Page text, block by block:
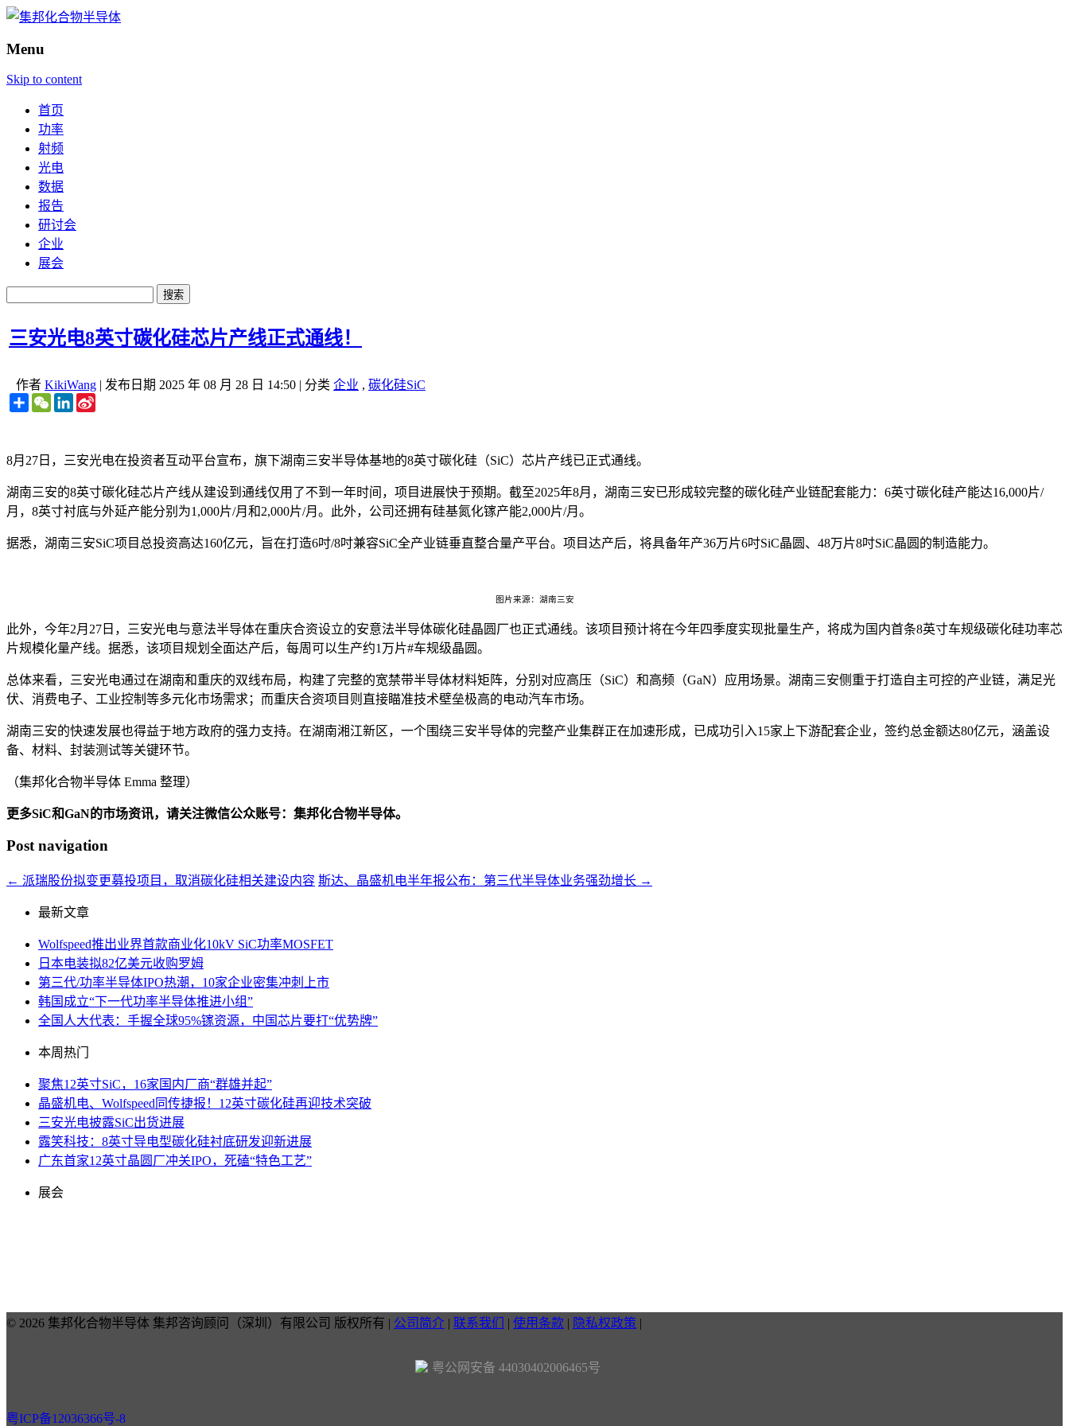
Menu
Skip to content
首页
功率
射频
光电
数据
报告
研讨会
企业
展会
三安光电8英寸碳化硅芯片产线正式通线！
作者 KikiWang | 发布日期 2025 年 08 月 28 日 14:50 | 分类 企业 , 碳化硅SiC
ShareWeChatLinkedIn
8月27日，三安光电在投资者互动平台宣布，旗下湖南三安半导体基地的8英寸碳化硅（SiC）芯片产线已正式通线。
湖南三安的8英寸碳化硅芯片产线从建设到通线仅用了不到一年时间，项目进展快于预期。截至2025年8月，湖南三安已形成较完整的碳化硅产业链配套能力：6英寸碳化硅产能达16,000片/
月，8英寸衬底与外延产能分别为1,000片/月和2,000片/月。此外，公司还拥有硅基氮化镓产能2,000片/月。
据悉，湖南三安SiC项目总投资高达160亿元，旨在打造6吋/8吋兼容SiC全产业链垂直整合量产平台。项目达产后，将具备年产36万片6吋SiC晶圆、48万片8吋SiC晶圆的制造能力。
图片来源：湖南三安
此外，今年2月27日，三安光电与意法半导体在重庆合资设立的安意法半导体碳化硅晶圆厂也正式通线。该项目预计将在今年四季度实现批量生产，将成为国内首条8英寸车规级碳化硅功率芯
片规模化量产线。据悉，该项目规划全面达产后，每周可以生产约1万片#车规级晶圆。
总体来看，三安光电通过在湖南和重庆的双线布局，构建了完整的宽禁带半导体材料矩阵，分别对应高压（SiC）和高频（GaN）应用场景。湖南三安侧重于打造自主可控的产业链，满足光
伏、消费电子、工业控制等多元化市场需求；而重庆合资项目则直接瞄准技术壁垒极高的电动汽车市场。
湖南三安的快速发展也得益于地方政府的强力支持。在湖南湘江新区，一个围绕三安半导体的完整产业集群正在加速形成，已成功引入15家上下游配套企业，签约总金额达80亿元，涵盖设
备、材料、封装测试等关键环节。
（集邦化合物半导体 Emma 整理）
更多SiC和GaN的市场资讯，请关注微信公众账号：集邦化合物半导体。
Post navigation
← 派瑞股份拟变更募投项目，取消碳化硅相关建设内容 斯达、晶盛机电半年报公布：第三代半导体业务强劲增长 →
最新文章
Wolfspeed推出业界首款商业化10kV SiC功率MOSFET
日本电装拟82亿美元收购罗姆
第三代/功率半导体IPO热潮，10家企业密集冲刺上市
韩国成立“下一代功率半导体推进小组”
全国人大代表：手握全球95%镓资源，中国芯片要打“优势牌”
本周热门
聚焦12英寸SiC，16家国内厂商“群雄并起”
晶盛机电、Wolfspeed同传捷报！12英寸碳化硅再迎技术突破
三安光电披露SiC出货进展
露笑科技：8英寸导电型碳化硅衬底研发迎新进展
广东首家12英寸晶圆厂冲关IPO，死磕“特色工艺”
展会
© 2026 集邦化合物半导体 集邦咨询顾问（深圳）有限公司 版权所有 | 公司简介 | 联系我们 | 使用条款 | 隐私权政策 |
粤公网安备 44030402006465号
粤ICP备12036366号-8